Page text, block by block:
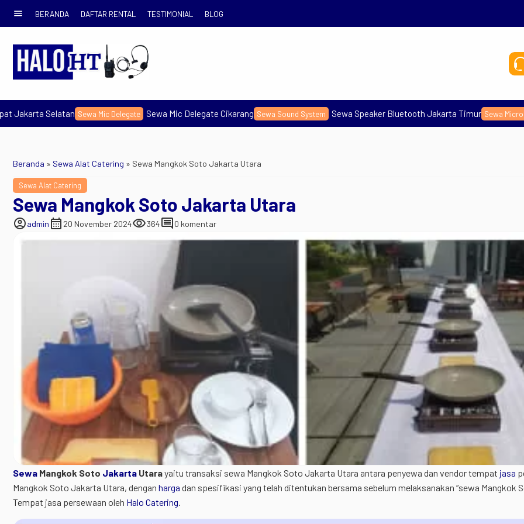
menu BERANDA DAFTAR RENTAL TESTIMONIAL BLOG
Mic Delegate Sewa Mic Delegate Cikarang Sewa Sound System Sewa Speaker Bluetooth Jakarta Timur Sewa Microphone Sewa Clip
Beranda » Sewa Alat Catering » Sewa Mangkok Soto Jakarta Utara
Sewa Alat Catering
Sewa Mangkok Soto Jakarta Utara
account_circleadmin calendar_month 20 November 2024visibility364comment0 komentar
Sewa Mangkok Soto Jakarta Utarayaitu transaksi sewa Mangkok Soto Jakarta Utara antara penyewa dan vendor tempat jasa
Mangkok Soto Jakarta Utara, dengan harga dan spesifikasi yang telah ditentukan bersama sebelum melaksanakan “sewa Mangkok
Tempat jasa persewaan oleh Halo Catering.
HT Icom IC V80
Handy Talky
expand_circle_rightLihat